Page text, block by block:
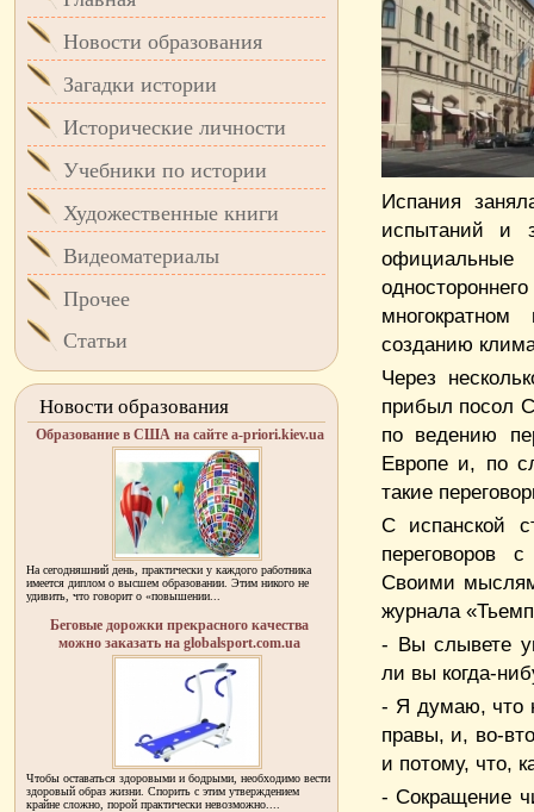
Испания
испытаний и
созданию
Через
прибыл посол
по ведению
Европе и, по
такие
С испанской
переговоров
Своими
журнала
- Вы слывете
ли вы когда-
- Я думаю, что
правы, и, во-
и потому, что,
- Сокращение
Новости образования
Загадки истории
Исторические личности
Учебники по истории
Художественные книги
Видеоматериалы
Прочее
Статьи
Новости образования
Образование в США на сайте a-priori.kiev.ua
На сегодняшний день, практически у каждого работника
имеется диплом о высшем образовании. Этим никого не
удивить, что говорит о «повышении...
Беговые дорожки прекрасного качества
можно заказать на globalsport.com.ua
Чтобы оставаться здоровыми и бодрыми, необходимо вести
здоровый образ жизни. Спорить с этим утверждением
крайне сложно, порой практически невозможно....